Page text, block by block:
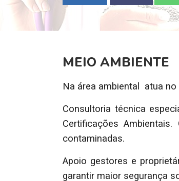
MEIO AMBIENTE
Na área ambiental atua
Consultoria técnica
Certificações
contaminadas.
Apoio gestores e
garantir maior segurança